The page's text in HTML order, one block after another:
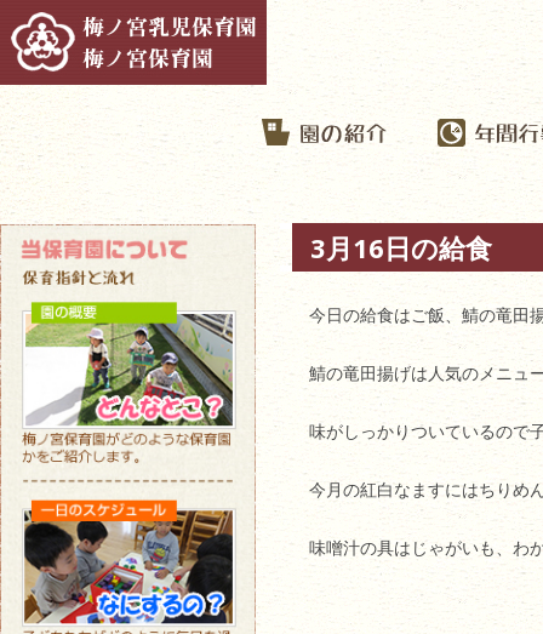
3月16日の給食
今日の給食はご飯、鯖の竜田
鯖の竜田揚げは人気のメニュ
味がしっかりついているので
今月の紅白なますにはちりめ
味噌汁の具はじゃがいも、わ